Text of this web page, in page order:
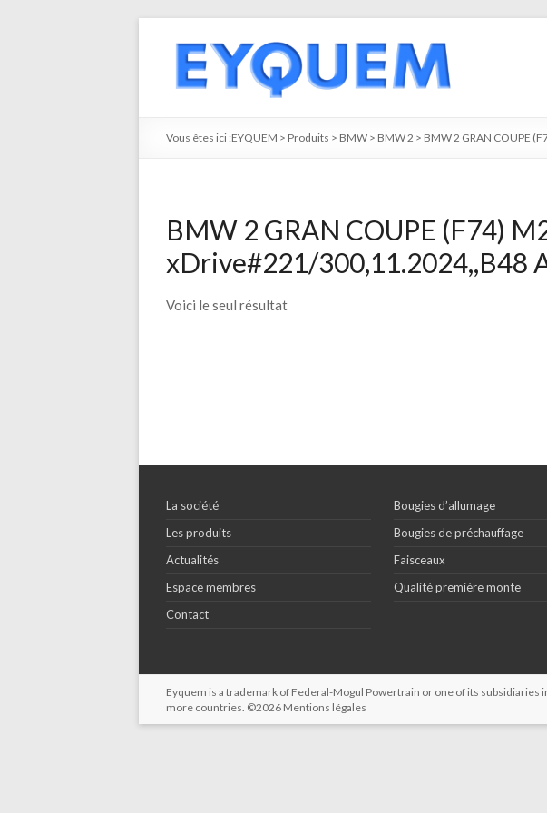
Vous êtes ici :EYQUEM > Produits > BMW > BMW 2 > BMW 2 GRAN COUPE
BMW 2 GRAN COUPE (F74)
xDrive#221/300,11.2024,,B48
Voici le seul résultat
La société
Les produits
Actualités
Espace membres
Contact
Bougies d’allumage
Bougies de préchauffage
Faisceaux
Qualité première monte
Eyquem is a trademark of Federal-Mogul Powertrain or one of its subsidiaries
more countries. ©2026 Mentions légales